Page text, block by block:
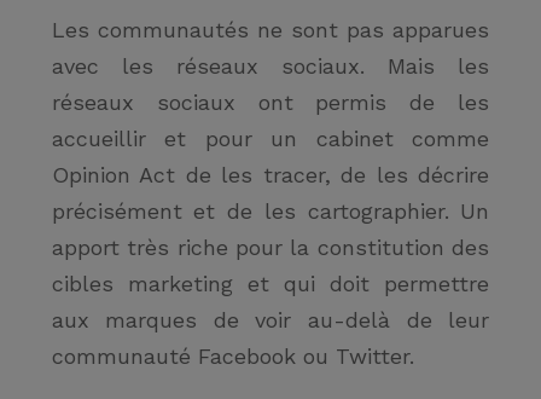
Les communautés ne sont pas apparues
avec les réseaux sociaux. Mais les
réseaux sociaux ont permis de les
accueillir et pour un cabinet comme
Opinion Act de les tracer, de les décrire
précisément et de les cartographier. Un
apport très riche pour la constitution des
cibles marketing et qui doit permettre
aux marques de voir au-delà de leur
communauté Facebook ou Twitter.